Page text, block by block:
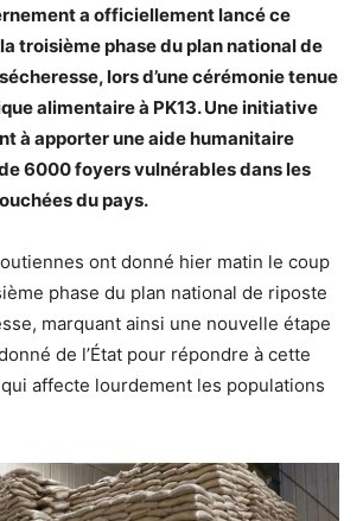
a officiellement lancé ce
troisième phase du plan national de
lors d’une cérémonie tenue
alimentaire à PK13. Une initiative
à apporter une aide humanitaire
6000 foyers vulnérables dans les
du pays.
ont donné hier matin le coup
phase du plan national de riposte
marquant ainsi une nouvelle étape
de l’État pour répondre à cette
affecte lourdement les populations